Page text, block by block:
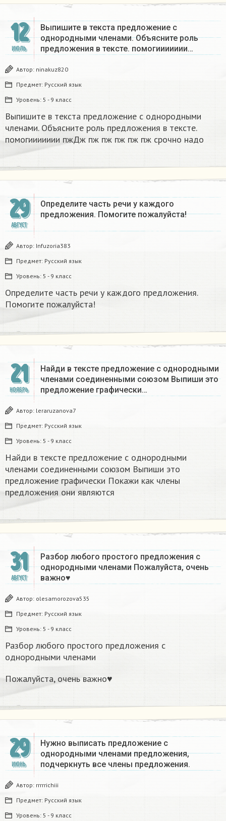
12
ИЮЛЬ
Выпишите в текста предложение с
однородными членами. Объясните роль
предложения в тексте. помогиииииии…
Автор: ninakuz820
Предмет: Русский язык
Уровень: 5 - 9 класс
Выпишите в текста предложение с однородными
членами. Объясните роль предложения в тексте.
помогиииииии пжДж пж пж пж пж пж срочно надо​
29
АВГУСТ
Определите часть речи у каждого
предложения. Помогите пожалуйста!​
Автор: Infuzoria383
Предмет: Русский язык
Уровень: 5 - 9 класс
Определите часть речи у каждого предложения.
Помогите пожалуйста!​
21
НОЯБРЬ
Найди в тексте предложение с однородными
членами соединенными союзом Выпиши это
предложение графически…
Автор: leraruzanova7
Предмет: Русский язык
Уровень: 5 - 9 класс
Найди в тексте предложение с однородными
членами соединенными союзом Выпиши это
предложение графически Покажи как члены
предложения они являются
31
АВГУСТ
Разбор любого простого предложения с
однородными членами Пожалуйста, очень
важно♥
Автор: olesamorozova535
Предмет: Русский язык
Уровень: 5 - 9 класс
Разбор любого простого предложения с
однородными членами
Пожалуйста, очень важно♥
29
ИЮНЬ
Нужно выписать предложение с
однородными членами предложения,
подчеркнуть все члены предложения. ​
Автор: rrrrrichiii
Предмет: Русский язык
Уровень: 5 - 9 класс